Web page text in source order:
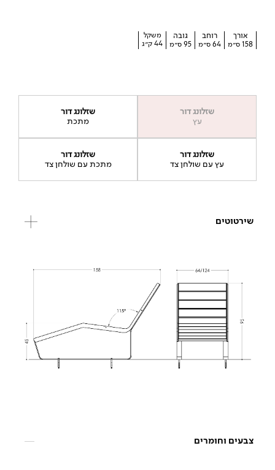
אורך
158 ס״מ
רוחב
64 ס״מ
גובה
95 ס״מ
משקל
44 ק״ג
שזלונג דור
עץ
שזלונג דור
מתכת
שזלונג דור
עץ עם שולחן צד
שזלונג דור
מתכת עם שולחן צד
שירטוטים
צבעים וחומרים